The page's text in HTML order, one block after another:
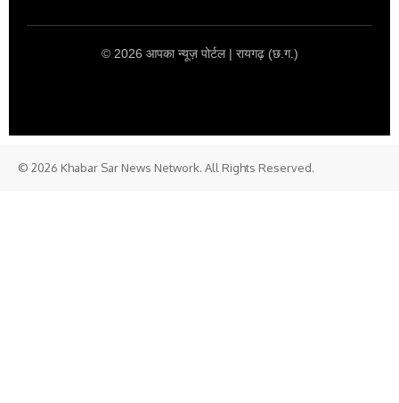
© 2026 आपका न्यूज़ पोर्टल | रायगढ़ (छ.ग.)
© 2026 Khabar Sar News Network. All Rights Reserved.